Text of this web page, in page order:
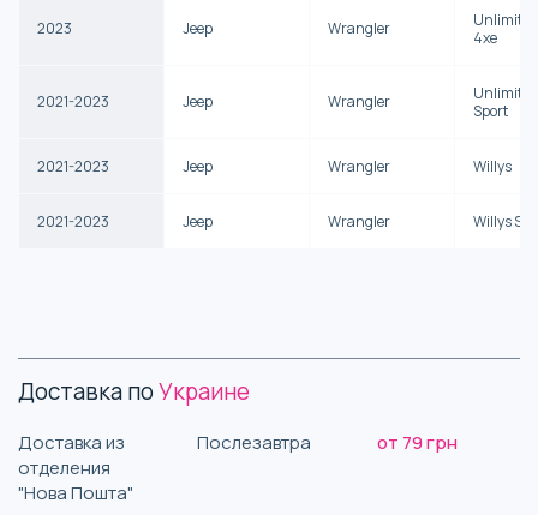
2023 Jeep Wrangler
4xe
2021-2023 Jeep Wrangler
Sport
2021-2023 Jeep Wrangler Willys
2021-2023 Jeep Wrangler Willys
Доставка поУкраине
Доставка из
отделения
"Нова Пошта"
Послезавтра от 79 грн